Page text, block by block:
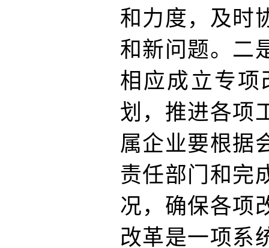
和力度，及时
和新问题。二
相应成立专
划，推进各项
属企业要根据
责任部门和完
况，确保各项
改革是一项系